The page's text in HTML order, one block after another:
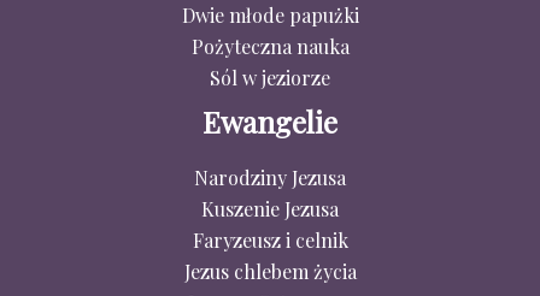
Dwie młode papużki
Pożyteczna nauka
Sól w jeziorze
Ewangelie
Narodziny Jezusa
Kuszenie Jezusa
Faryzeusz i celnik
Jezus chlebem życia